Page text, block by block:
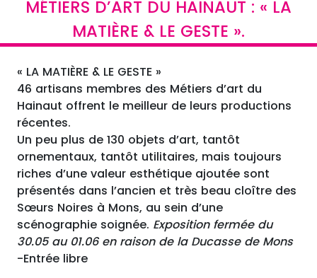
MÉTIERS D’ART DU HAINAUT : « LA
MATIÈRE & LE GESTE ».
« LA MATIÈRE & LE GESTE »
46 artisans membres des Métiers d’art du
Hainaut offrent le meilleur de leurs productions
récentes.
Un peu plus de 130 objets d’art, tantôt
ornementaux, tantôt utilitaires, mais toujours
riches d’une valeur esthétique ajoutée sont
présentés dans l’ancien et très beau cloître des
Sœurs Noires à Mons, au sein d’une
scénographie soignée. Exposition fermée du
30.05 au 01.06 en raison de la Ducasse de Mons
-Entrée libre